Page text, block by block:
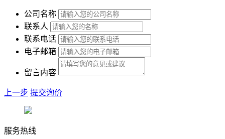
公司名称
联系人
联系电话
电子邮箱
留言内容
上一步 提交询价
服务热线